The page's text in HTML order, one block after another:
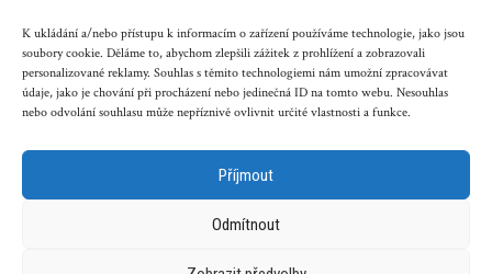
K ukládání a/nebo přístupu k informacím o zařízení používáme technologie, jako jsou
soubory cookie. Děláme to, abychom zlepšili zážitek z prohlížení a zobrazovali
personalizované reklamy. Souhlas s těmito technologiemi nám umožní zpracovávat
údaje, jako je chování při procházení nebo jedinečná ID na tomto webu. Nesouhlas
nebo odvolání souhlasu může nepříznivě ovlivnit určité vlastnosti a funkce.
Příjmout
Odmítnout
Kontakt Reklama Cookies Ochrana údajů
Copyright © 2023 zenazenam.cz
obsahu serveru včetně publikování nebo jiného
šíření obsahu serveru je bez písemného souhlasu těchto
společností zakázáno.